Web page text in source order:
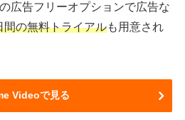
広告フリーオプションで広告な
間の無料トライアルも用意され
Videoで見る